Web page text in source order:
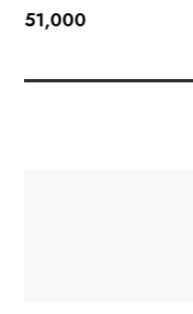
18,000